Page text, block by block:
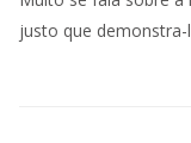
justo que demonstra-